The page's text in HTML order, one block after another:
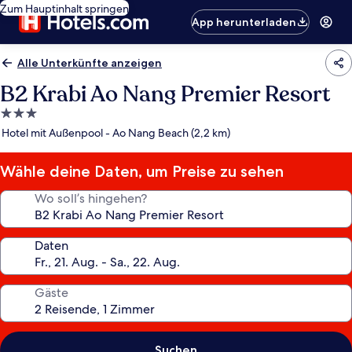
Zum Hauptinhalt springen
App herunterladen
Alle Unterkünfte anzeigen
B2 Krabi Ao Nang Premier Resort
3.0-
Sterne-
Hotel mit Außenpool - Ao Nang Beach (2,2 km)
Wähle deine Daten, um Preise zu sehen
Wo soll’s hingehen?
Daten
Gäste